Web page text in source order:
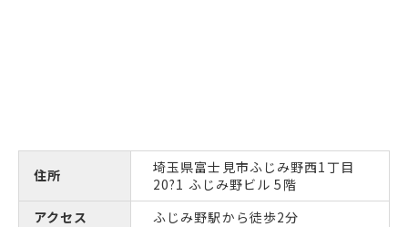
住所
埼玉県富士見市ふじみ野西1丁目
20?1 ふじみ野ビル 5階
アクセス
ふじみ野駅から徒歩2分